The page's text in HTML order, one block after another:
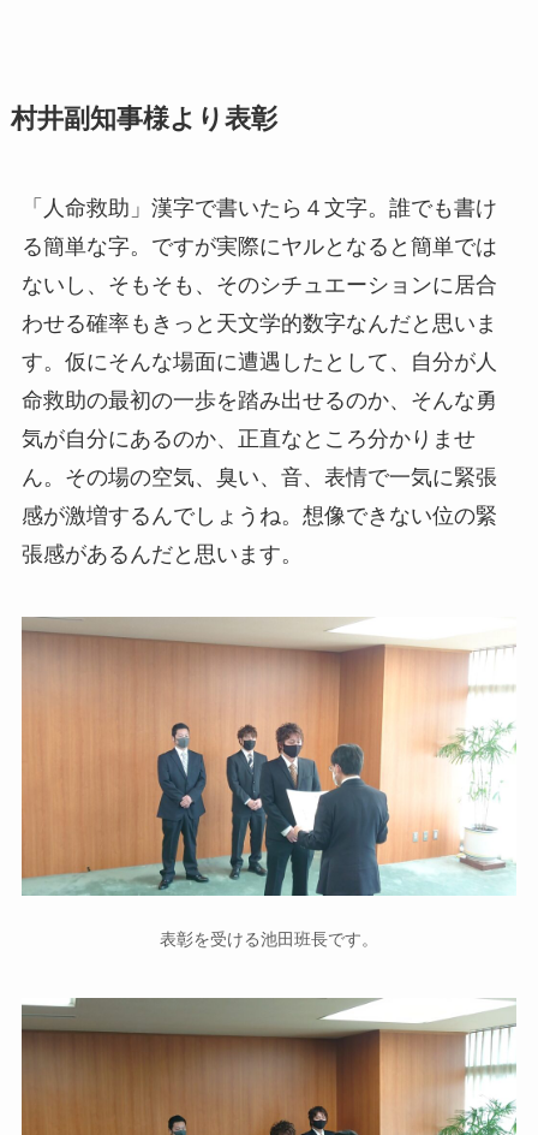
村井副知事様より表彰
「人命救助」漢字で書いたら４文字。誰でも書け
る簡単な字。ですが実際にヤルとなると簡単では
ないし、そもそも、そのシチュエーションに居合
わせる確率もきっと天文学的数字なんだと思いま
す。仮にそんな場面に遭遇したとして、自分が人
命救助の最初の一歩を踏み出せるのか、そんな勇
気が自分にあるのか、正直なところ分かりませ
ん。その場の空気、臭い、音、表情で一気に緊張
感が激増するんでしょうね。想像できない位の緊
張感があるんだと思います。
表彰を受ける池田班長です。